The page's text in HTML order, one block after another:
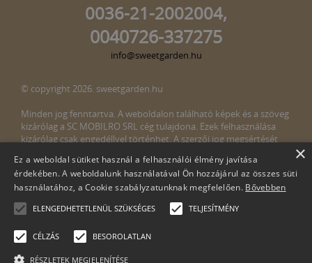
0036-21-2002004,
0040726-337275
info@sweetgarden.hu
© copyright 2026. sweetgarden.hu
Minden jog fenntartva. A weboldalon található képek és a szöveg
kizárólag a SC MOBILRO SRL cég tulajdona. Ezek felhasználása
kizárólag csak engedéllyel történhet. A szerzői jog megsértését
megsértését észlelné, kérjük, jelezze ezt felénk a következő e-mail
címen:info@sweetgarden.hu
×
Ez a weboldal sütiket használ a felhasználói élmény javítása
érdekében. A weboldalunk használatával Ön hozzájárul az összes süti
használatához, a Cookie szabályzatunknak megfelelően. Bővebben
ELENGEDHETETLENÜL SZÜKSÉGES TELJESÍTMÉNY
CÉLZÁS BESOROLATLAN
RÉSZLETEK MEGJELENÍTÉSE